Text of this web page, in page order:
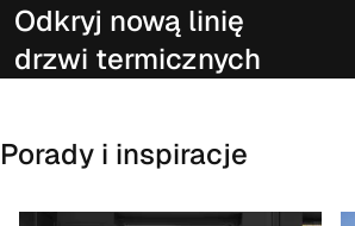
Odkryj nową linię
drzwi termicznych
Porady i inspiracje